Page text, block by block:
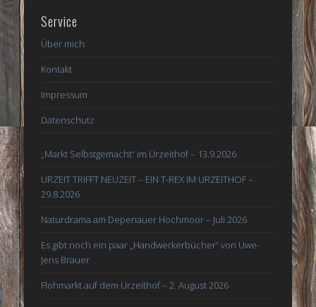
Service
Über mich
Kontakt
Impressum
Datenschutz
„Markt Selbstgemacht“ im Urzeithof – 13.9.2026
URZEIT TRIFFT NEUZEIT – EIN T-REX IM URZEITHOF –
29.8.2026
Naturdrama am Depenauer Hochmoor – Juli 2026
Es gibt noch ein paar „Handwerkerbücher“ von Uwe-
Jens Brauer
Flohmarkt auf dem Urzeithof – 2. August 2026